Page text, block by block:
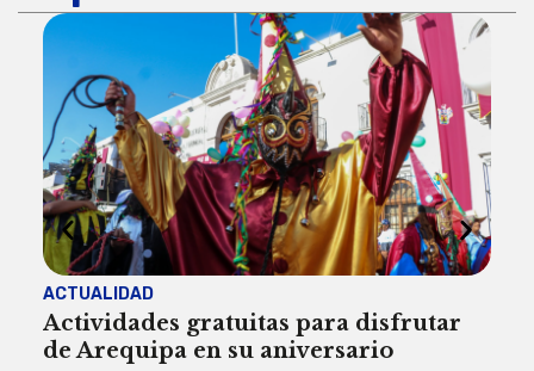
ACTUALIDAD
Actividades gratuitas para disfrutar
de Arequipa en su aniversario